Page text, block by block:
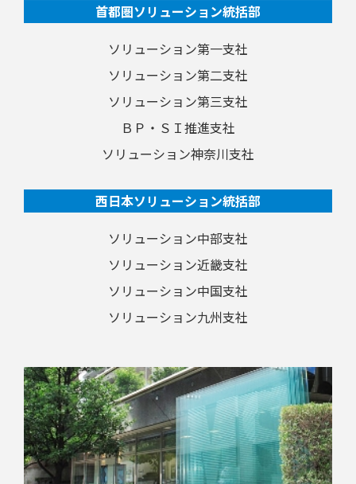
首都圏ソリューション統括部
ソリューション第一支社
ソリューション第二支社
ソリューション第三支社
ＢＰ・ＳＩ推進支社
ソリューション神奈川支社
西日本ソリューション統括部
ソリューション中部支社
ソリューション近畿支社
ソリューション中国支社
ソリューション九州支社